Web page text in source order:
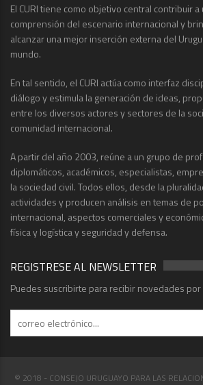
El CURI tiene como objetivo central contribuir
comprensión del escenario internacional y
alcanzar una mejor inserción externa del
mundo.
En tal sentido, el CURI actúa como interfaz
diálogo y estimula la generación de ideas,
entre los diversos actores y sectores de la
comunidad internacional.
A partir del año 2003, reúne a un grupo de
diplomáticos, académicos, especialistas,
la sociedad civil. Todos ellos, desde la
actividades y producen análisis en temas de
internacional, aspectos comerciales y
física y logística y seguridad y defensa.
REGISTRESE AL NEWSLETTER
Puedes suscribirte para recibir novedades
© 2018 - CONSEJO URUGUAYO PARA LAS